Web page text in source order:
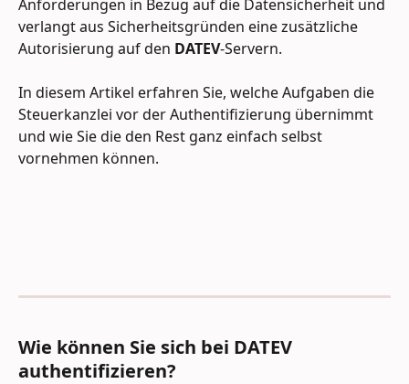
Anforderungen in Bezug auf die Datensicherheit und
verlangt aus Sicherheitsgründen eine zusätzliche
Autorisierung auf den DATEV-Servern.
In diesem Artikel erfahren Sie, welche Aufgaben die
Steuerkanzlei vor der Authentifizierung übernimmt
und wie Sie die den Rest ganz einfach selbst
vornehmen können.
Wie können Sie sich bei DATEV
authentifizieren?